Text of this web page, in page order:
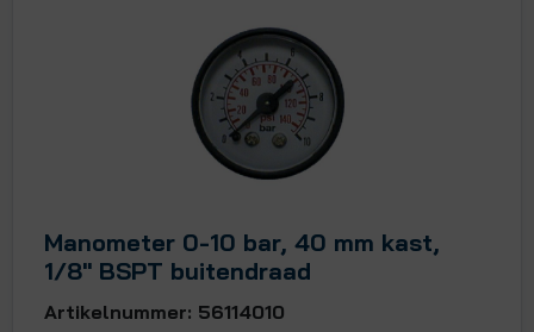
Manometer 0-10 bar, 40 mm kast,
1/8" BSPT buitendraad
Artikelnummer: 56114010